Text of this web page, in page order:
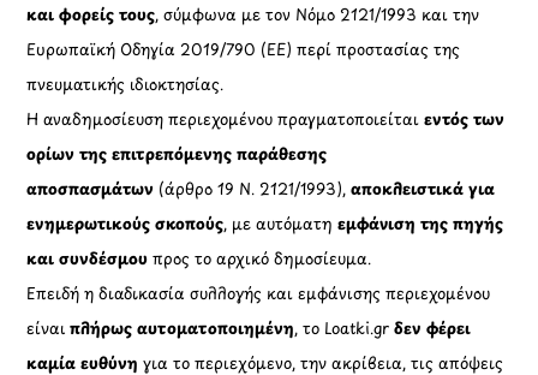
και φορείς τους, σύμφωνα με τον Νόμο 2121/1993 και την
Ευρωπαϊκή Οδηγία 2019/790 (ΕΕ) περί προστασίας της
πνευματικής ιδιοκτησίας.
Η αναδημοσίευση περιεχομένου πραγματοποιείταιεντός των
ορίων της επιτρεπόμενης παράθεσης
αποσπασμάτων (άρθρο 19 Ν. 2121/1993), αποκλειστικά για
ενημερωτικούς σκοπούς, με αυτόματηεμφάνιση της πηγής
και συνδέσμου προς το αρχικό δημοσίευμα.
Επειδή η διαδικασία συλλογής και εμφάνισης περιεχομένου
είναιπλήρως αυτοματοποιημένη, το Loatki.grδεν φέρει
καμία ευθύνη για το περιεχόμενο, την ακρίβεια, τις απόψεις